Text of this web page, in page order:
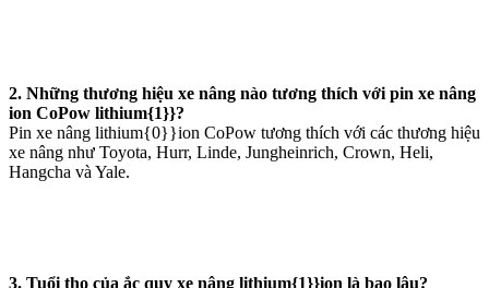
2. Những thương hiệu xe nâng nào tương thích với pin xe nâng
ion CoPow lithium{1}}?
Pin xe nâng lithium{0}}ion CoPow tương thích với các thương hiệu
xe nâng như Toyota, Hurr, Linde, Jungheinrich, Crown, Heli,
Hangcha và Yale.
3. Tuổi thọ của ắc quy xe nâng lithium{1}}ion là bao lâu?